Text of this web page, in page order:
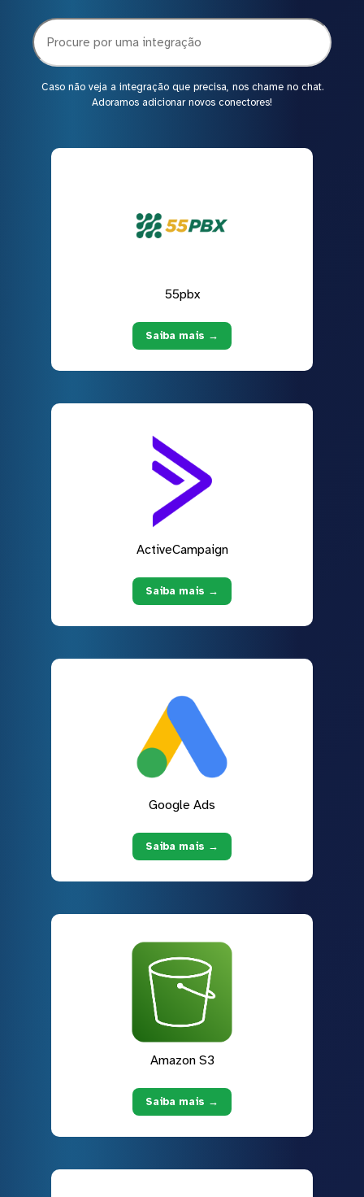
Caso não veja a integração que precisa, nos chame no chat.
Adoramos adicionar novos conectores!
55pbx
Saiba mais →
ActiveCampaign
Saiba mais →
Google Ads
Saiba mais →
Amazon S3
Saiba mais →